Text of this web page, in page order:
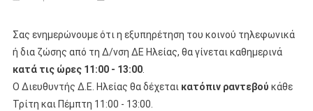
Σας ενημερώνουμε ότι η εξυπηρέτηση του κοινού τηλεφωνικά
ή δια ζώσης από τη Δ/νση ΔΕ Ηλείας, θα γίνεται καθημερινά
κατά τις ώρες 11:00 - 13:00.
Ο Διευθυντής Δ.Ε. Ηλείας θα δέχεται κατόπιν ραντεβού κάθε
Τρίτη και Πέμπτη 11:00 - 13:00.